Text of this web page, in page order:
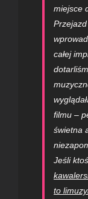
miejsce
całej
filmu –
świetna
Jeśli ktoś
to